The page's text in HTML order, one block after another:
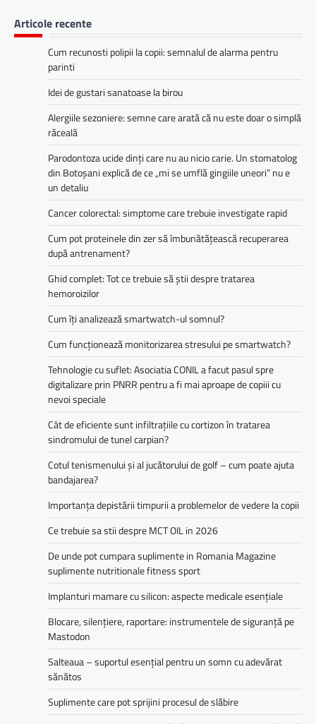
Articole recente
Cum recunosti polipii la copii: semnalul de alarma pentru
parinti
Idei de gustari sanatoase la birou
Alergiile sezoniere: semne care arată că nu este doar o simplă
răceală
Parodontoza ucide dinți care nu au nicio carie. Un stomatolog
din Botoșani explică de ce „mi se umflă gingiile uneori” nu e
un detaliu
Cancer colorectal: simptome care trebuie investigate rapid
Cum pot proteinele din zer să îmbunătățească recuperarea
după antrenament?
Ghid complet: Tot ce trebuie să știi despre tratarea
hemoroizilor
Cum îți analizează smartwatch-ul somnul?
Cum funcționează monitorizarea stresului pe smartwatch?
Tehnologie cu suflet: Asociatia CONIL a facut pasul spre
digitalizare prin PNRR pentru a fi mai aproape de copiii cu
nevoi speciale
Cât de eficiente sunt infiltrațiile cu cortizon în tratarea
sindromului de tunel carpian?
Cotul tenismenului și al jucătorului de golf – cum poate ajuta
bandajarea?
Importanța depistării timpurii a problemelor de vedere la copii
Ce trebuie sa stii despre MCT OIL in 2026
De unde pot cumpara suplimente in Romania Magazine
suplimente nutritionale fitness sport
Implanturi mamare cu silicon: aspecte medicale esențiale
Blocare, silențiere, raportare: instrumentele de siguranță pe
Mastodon
Salteaua – suportul esențial pentru un somn cu adevărat
sănătos
Suplimente care pot sprijini procesul de slăbire